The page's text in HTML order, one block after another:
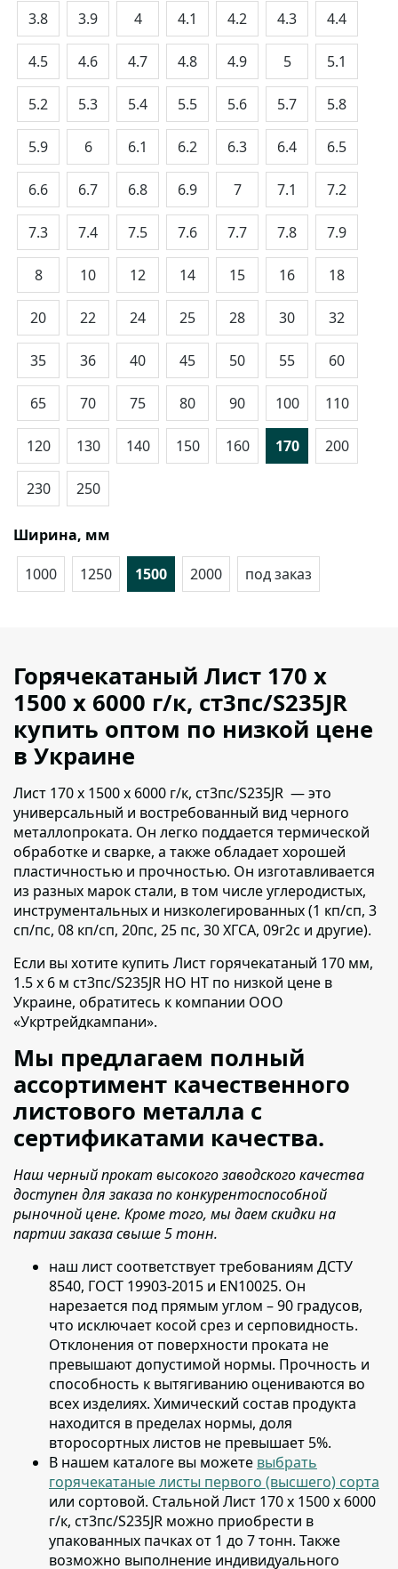
3.8 3.9 4 4.1 4.2 4.3 4.4
4.5 4.6 4.7 4.8 4.9 5 5.1
5.2 5.3 5.4 5.5 5.6 5.7 5.8
5.9 6 6.1 6.2 6.3 6.4 6.5
6.6 6.7 6.8 6.9 7 7.1 7.2
7.3 7.4 7.5 7.6 7.7 7.8 7.9
8 10 12 14 15 16 18
20 22 24 25 28 30 32
35 36 40 45 50 55 60
65 70 75 80 90 100 110
120 130 140 150 160 170 200
230 250
Ширина, мм
1000
1250 1500 2000 под заказ
Горячекатаный Лист 170 х
1500 х 6000 г/к, ст3пс/S235JR
купить оптом по низкой цене
в Украине
Лист 170 х 1500 х 6000 г/к, ст3пс/S235JR — это
универсальный и востребованный вид черного
металлопроката. Он легко поддается термической
обработке и сварке, а также обладает хорошей
пластичностью и прочностью. Он изготавливается
из разных марок стали, в том числе углеродистых,
инструментальных и низколегированных (1 кп/сп, 3
сп/пс, 08 кп/сп, 20пс, 25 пс, 30 ХГСА, 09г2с и другие).
Если вы хотите купить Лист горячекатаный 170 мм,
1.5 х 6 м ст3пс/S235JR НО НТ по низкой цене в
Украине, обратитесь к компании ООО
«Укртрейдкампани».
Мы предлагаем полный
ассортимент качественного
листового металла с
сертификатами качества.
Наш черный прокат высокого заводского качества
доступен для заказа по конкурентоспособной
рыночной цене. Кроме того, мы даем скидки на
партии заказа свыше 5 тонн.
наш лист соответствует требованиям ДСТУ
8540, ГОСТ 19903-2015 и EN10025. Он
нарезается под прямым углом – 90 градусов,
что исключает косой срез и серповидность.
Отклонения от поверхности проката не
превышают допустимой нормы. Прочность и
способность к вытягиванию оцениваются во
всех изделиях. Химический состав продукта
находится в пределах нормы, доля
второсортных листов не превышает 5%.
В нашем каталоге вы можете выбрать
горячекатаные листы первого (высшего) сорта
или сортовой. Стальной Лист 170 х 1500 х 6000
г/к, ст3пс/S235JR можно приобрести в
упакованных пачках от 1 до 7 тонн. Также
возможно выполнение индивидуального